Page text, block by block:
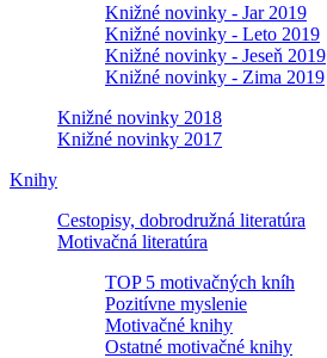
Knižné novinky - Jar 2019
Knižné novinky - Leto 2019
Knižné novinky - Jeseň 2019
Knižné novinky - Zima 2019
Knižné novinky 2018
Knižné novinky 2017
Knihy
Cestopisy, dobrodružná literatúra
Motivačná literatúra
TOP 5 motivačných kníh
Pozitívne myslenie
Motivačné knihy
Ostatné motivačné knihy